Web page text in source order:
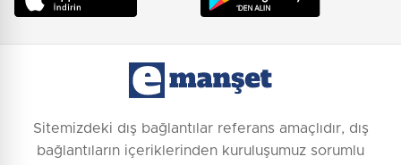
Sitemizdeki dış bağlantılar referans amaçlıdır, dış
bağlantıların içeriklerinden kuruluşumuz sorumlu